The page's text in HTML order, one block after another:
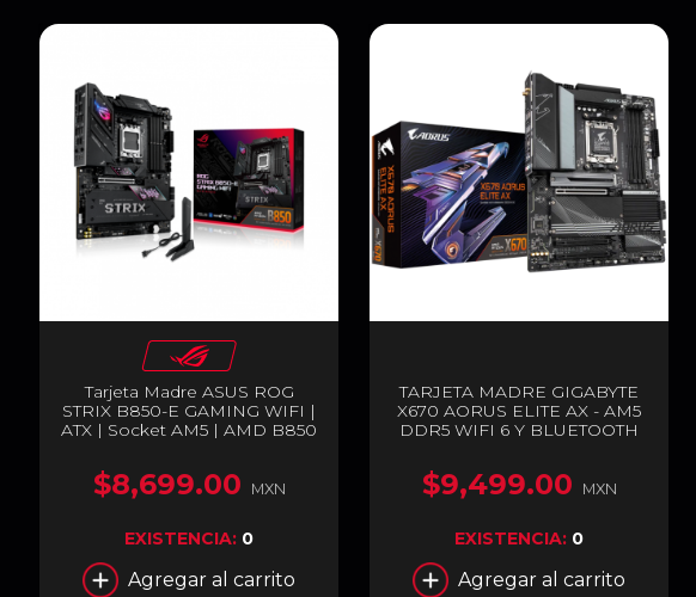
Tarjeta Madre ASUS ROG
STRIX B850-E GAMING WIFI |
ATX | Socket AM5 | AMD B850
Display Port x 1 / HDMI x 1 | Wi-
Fi 7 / Bluetooth v5.4 | ROG
$8,699.00 MXN
EXISTENCIA: 0
Agregar al carrito
TARJETA MADRE GIGABYTE
X670 AORUS ELITE AX - AM5
DDR5 WIFI 6 Y BLUETOOTH
$9,499.00 MXN
EXISTENCIA: 0
Agregar al carrito